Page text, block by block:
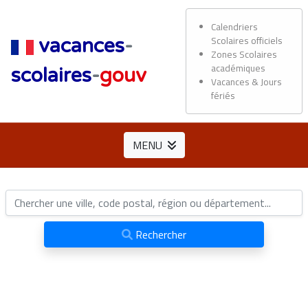
vacances-
scolaires-gouv
Calendriers
Scolaires officiels
Zones Scolaires
académiques
Vacances & Jours
fériés
MENU
Rechercher